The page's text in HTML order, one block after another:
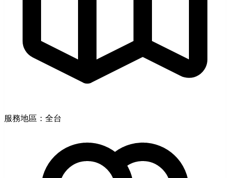
服務地區：全台